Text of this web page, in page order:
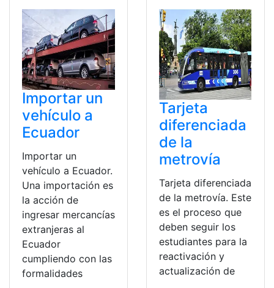
Importar un
vehículo a
Ecuador
Importar un
vehículo a Ecuador.
Una importación es
la acción de
ingresar mercancías
extranjeras al
Ecuador
cumpliendo con las
formalidades
Tarjeta
diferenciada
de la
metrovía
Tarjeta diferenciada
de la metrovía. Este
es el proceso que
deben seguir los
estudiantes para la
reactivación y
actualización de